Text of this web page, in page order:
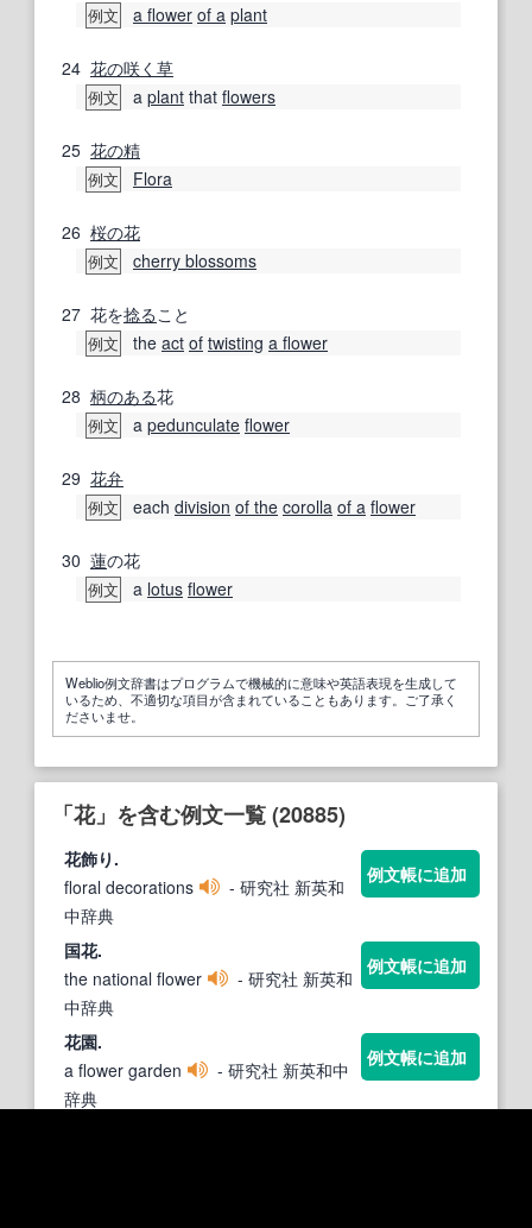
例文 a flower of a plant
24 花の咲く 草
例文 a plant that flowers
25 花の精
例文 Flora
26 桜の花
例文 cherry blossoms
27 花を捻る こと
例文 the act of twisting a flower
28 柄のある花
例文 a pedunculate flower
29 花弁
例文 each division of the corolla of a flower
30 蓮の花
例文 a lotus flower
Weblio例文辞書はプログラムで機械的に意味や英語表現を生成して
いるため、不適切な項目が含まれていることもあります。ご了承く
ださいませ。
「花」を含む例文一覧 (20885)
花飾り.
floral decorations
- 研究社 新英和
中辞典
例文帳に追加
国花.
the national flower
- 研究社 新英和
中辞典
例文帳に追加
花園.
a flower garden
- 研究社 新英和中
辞典
例文帳に追加